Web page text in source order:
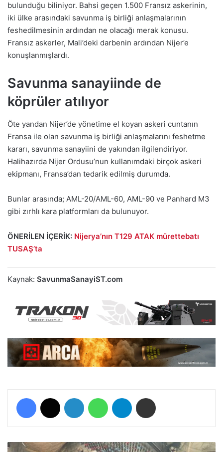
bulunduğu biliniyor. Bahsi geçen 1.500 Fransız askerinin,
iki ülke arasındaki savunma iş birliği anlaşmalarının
feshedilmesinin ardından ne olacağı merak konusu.
Fransız askerler, Mali’deki darbenin ardından Nijer’e
konuşlanmışlardı.
Savunma sanayiinde de
köprüler atılıyor
Öte yandan Nijer’de yönetime el koyan askeri cuntanın
Fransa ile olan savunma iş birliği anlaşmalarını feshetme
kararı, savunma sanayiini de yakından ilgilendiriyor.
Halihazırda Nijer Ordusu’nun kullanımdaki birçok askeri
ekipmanı, Fransa’dan tedarik edilmiş durumda.
Bunlar arasında; AML-20/AML-60, AML-90 ve Panhard M3
gibi zırhlı kara platformları da bulunuyor.
ÖNERİLEN İÇERİK: Nijerya’nın T129 ATAK mürettebatı
TUSAŞ’ta
Kaynak: SavunmaSanayiST.com
O